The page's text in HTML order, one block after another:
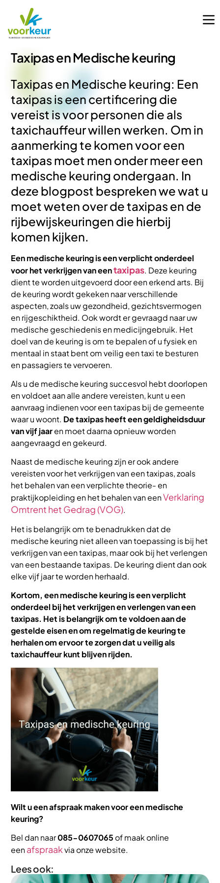
Taxipas en Medische keuring
Taxipas en Medische keuring: Een
taxipas is een certificering die
vereist is voor personen die als
taxichauffeur willen werken. Om in
aanmerking te komen voor een
taxipas moet men onder meer een
medische keuring ondergaan. In
deze blogpost bespreken we wat u
moet weten over de taxipas en de
rijbewijskeuringen die hierbij
komen kijken.
Een medische keuring is een verplicht onderdeel
voor het verkrijgen van eentaxipas. Deze keuring
dient te worden uitgevoerd door een erkend arts. Bij
de keuring wordt gekeken naar verschillende
aspecten, zoals uw gezondheid, gezichtsvermogen
en rijgeschiktheid. Ook wordt er gevraagd naar uw
medische geschiedenis en medicijngebruik. Het
doel van de keuring is om te bepalen of u fysiek en
mentaal in staat bent om veilig een taxi te besturen
en passagiers te vervoeren.
Als u de medische keuring succesvol hebt doorlopen
en voldoet aan alle andere vereisten, kunt u een
aanvraag indienen voor een taxipas bij de gemeente
waar u woont. De taxipas heeft een geldigheidsduur
van vijf jaaren moet daarna opnieuw worden
aangevraagd en gekeurd.
Naast de medische keuring zijn er ook andere
vereisten voor het verkrijgen van een taxipas, zoals
het behalen van een verplichte theorie- en
praktijkopleiding en het behalen van eenVerklaring
Omtrent het Gedrag (VOG).
Het is belangrijk om te benadrukken dat de
medische keuring niet alleen van toepassing is bij het
verkrijgen van een taxipas, maar ook bij het verlengen
van een bestaande taxipas. De keuring dient dan ook
elke vijf jaar te worden herhaald.
Kortom, een medische keuring is een verplicht
onderdeel bij het verkrijgen en verlengen van een
taxipas. Het is belangrijk om te voldoen aan de
gestelde eisen en om regelmatig de keuring te
herhalen om ervoor te zorgen dat u veilig als
taxichauffeur kunt blijven rijden.
Wilt u een afspraak maken voor een medische
keuring?
Bel dan naar085-0607065 of maak online
eenafspraakvia onze website.
Lees ook: